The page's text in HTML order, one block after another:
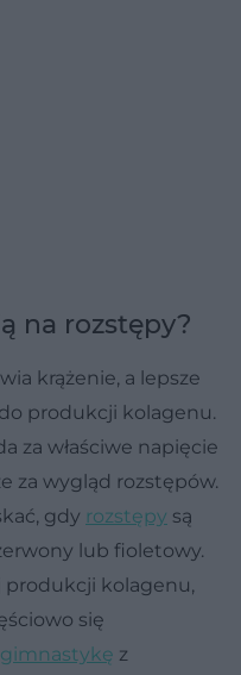
na rozstępy?
krążenie, a lepsze
produkcji kolagenu.
za właściwe napięcie
za wygląd rozstępów.
gdy rozstępy są
lub fioletowy.
produkcji kolagenu,
się
gimnastykę z